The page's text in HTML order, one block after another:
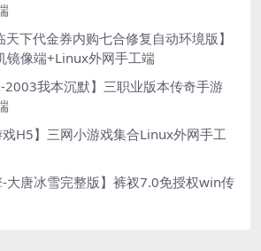
天下代金券内购七合修复自动环境版】
镜像端+Linux外网手工端
2003我本沉默】三职业版本传奇手游
H5】三网小游戏集合Linux外网手工
大唐冰雪完整版】裤衩7.0免授权win传